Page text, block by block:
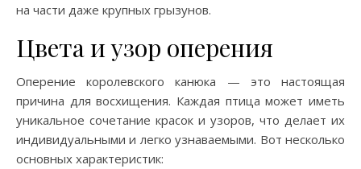
на части даже крупных грызунов.
Цвета и узор оперения
Оперение королевского канюка — это настоящая
причина для восхищения. Каждая птица может иметь
уникальное сочетание красок и узоров, что делает их
индивидуальными и легко узнаваемыми. Вот несколько
основных характеристик: